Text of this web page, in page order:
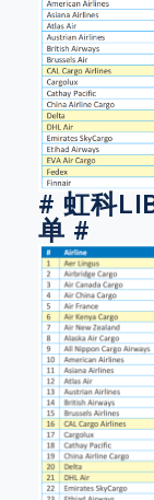
# 虹科
单 #